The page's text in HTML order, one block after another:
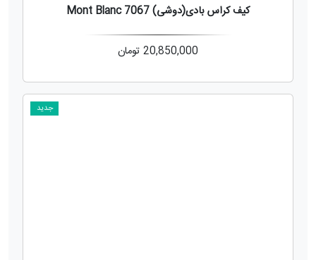
کیف کراس بادی(دوشی) 7067 Mont Blanc
20,850,000 تومان
جدید